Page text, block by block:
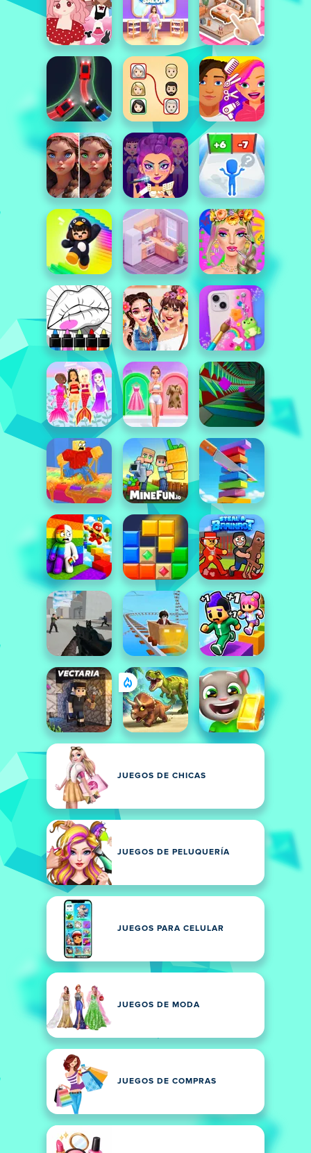
JUEGOS DE CHICAS
JUEGOS DE PELUQUERÍA
JUEGOS PARA CELULAR
JUEGOS DE MODA
JUEGOS DE COMPRAS